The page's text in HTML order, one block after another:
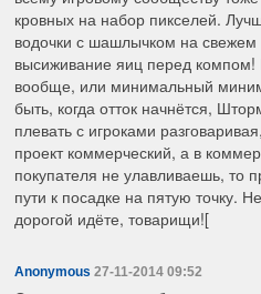
кровных на набор пикселей.
водочки с шашлычком на свежем
высиживание яиц перед компом!
вообще, или минимальный
быть, когда отток начнётся,
плевать с игроками
проект коммерческий, а в
покупателя не улавливаешь, то
пути к посадке на пятую точку.
дорогой идёте, товарищи![
Anonymous 27-11-2014 09:52